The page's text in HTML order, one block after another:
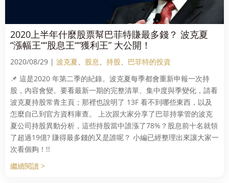
2020上半年什麼股票幫巴菲特賺最多錢？ 波克夏
“漲幅王““股息王““獲利王” 大公開！
2020/08/29 | 波克夏、 股息、 持股、 巴菲特的投資
📌 這是2020 年第二季的紀錄。波克夏每季都會重新申報一次持
股，內容會變。要看最新一期的完整清單、集中度與季變化，請看
波克夏持股常青主頁；那裡也說明了 13F 看不到哪些東西，以及
怎麼自己到官方資料庫查。 上次跟大家分享了巴菲持掌管的波克
夏公司持股異動分析，這些持股當中誰漲了78%？股息前十名就領
了超過19億? 賺得最多錢的又是誰呢？ 小編已經整理出來讓大家一
次看個夠！!!
繼續閱讀 >